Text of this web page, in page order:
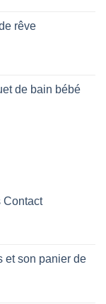
rêve
de bain bébé
Contact
et son panier de